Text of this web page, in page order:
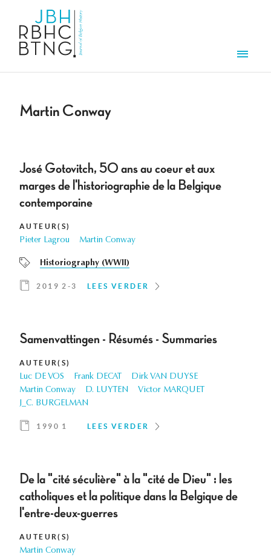
Martin Conway
José Gotovitch, 5O ans au coeur et aux
marges de l'historiographie de la Belgique
contemporaine
AUTEUR(S)
Pieter Lagrou Martin Conway
Historiography (WWII)
2019 2-3 LEES VERDER
Samenvattingen - Résumés - Summaries
AUTEUR(S)
Luc DE VOS Frank DECAT
Dirk VAN DUYSE
Martin Conway
D. LUYTEN
Victor MARQUET
J_C. BURGELMAN
1990 1 LEES VERDER
De la "cité séculière" à la "cité de Dieu" : les
catholiques et la politique dans la Belgique de
l'entre-deux-guerres
AUTEUR(S)
Martin Conway